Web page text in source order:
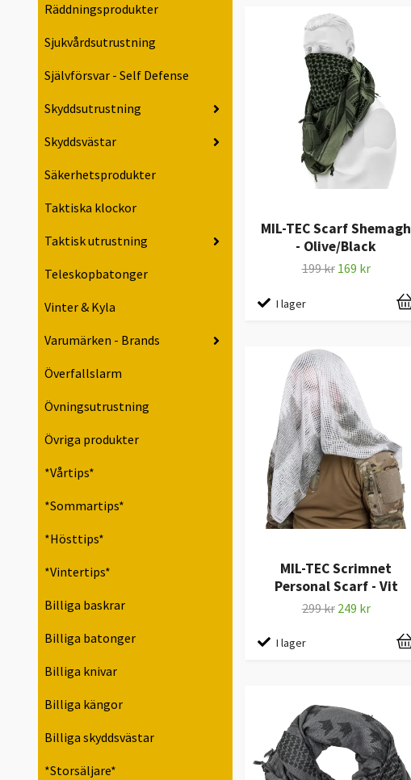
Räddningsprodukter
Sjukvårdsutrustning
Självförsvar - Self Defense
Skyddsutrustning
Skyddsvästar
Säkerhetsprodukter
Taktiska klockor
Taktisk utrustning
Teleskopbatonger
Vinter & Kyla
Varumärken - Brands
Överfallslarm
Övningsutrustning
Övriga produkter
*Vårtips*
*Sommartips*
*Hösttips*
*Vintertips*
Billiga baskrar
Billiga batonger
Billiga knivar
Billiga kängor
Billiga skyddsvästar
*Storsäljare*
MIL-TEC Scarf Shemagh
- Olive/Black
199 kr 169 kr
I lager
MIL-TEC Scrimnet
Personal Scarf - Vit
299 kr 249 kr
I lager